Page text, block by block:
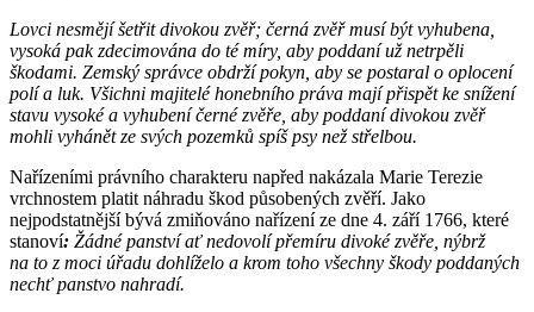
Lovci nesmějí šetřit divokou zvěř; černá zvěř musí být vyhubena,
vysoká pak zdecimována do té míry, aby poddaní už netrpěli
škodami. Zemský správce obdrží pokyn, aby se postaral o oplocení
polí a luk. Všichni majitelé honebního práva mají přispět ke snížení
stavu vysoké a vyhubení černé zvěře, aby poddaní divokou zvěř
mohli vyhánět ze svých pozemků spíš psy než střelbou.
Nařízeními právního charakteru napřed nakázala Marie Terezie
vrchnostem platit náhradu škod působených zvěří. Jako
nejpodstatnější bývá zmiňováno nařízení ze dne 4. září 1766, které
stanoví: Žádné panství ať nedovolí přemíru divoké zvěře, nýbrž
na to z moci úřadu dohlíželo a krom toho všechny škody poddaných
nechť panstvo nahradí.